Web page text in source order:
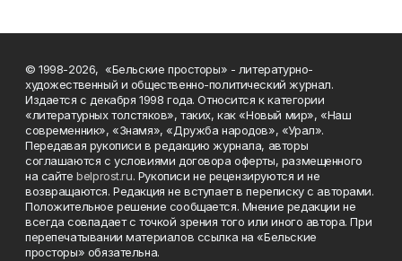
© 1998-2026, «Бельские просторы» - литературно-
художественный и общественно-политический журнал.
Издается с декабря 1998 года. Относится к категории
«литературных толстяков», таких, как «Новый мир», «Наш
современник», «Знамя», «Дружба народов», «Урал».
Передавая рукописи в редакцию журнала, авторы
соглашаются с условиями договора оферты, размещенного
на сайтеbelprost.ru. Рукописи не рецензируются и не
возвращаются. Редакция не вступает в переписку с авторами.
Положительное решение сообщается. Мнение редакции не
всегда совпадает с точкой зрения того или иного автора. При
перепечатывании материалов ссылка на «Бельские
просторы» обязательна.